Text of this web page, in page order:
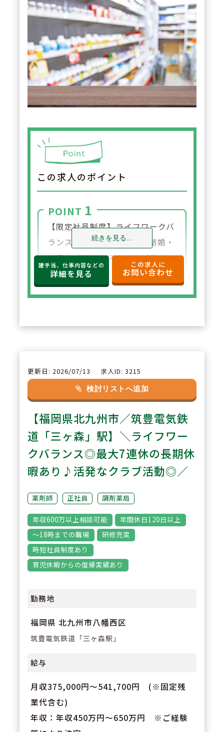
この求人のポイント
POINT 1
【限定社員制度】ライフワークバ
ランスを重視されており、結婚・
出産などライフスタイルが変わっ
た場合、社員区分を変更する事が
出来ます。
POINT2
が取得できます。また分割で取得
も可能でありご自身にあった休暇
が取得できます。
POINT 3
【教育研修制度】「できる人」よ
り「やりたい人」を求められてお
ジョンを想像できるような充実し
た教育制度がございます。
続きを見る...
諸手当、仕事内容などの
詳細を見る
この求人に
お問い合わせ
更新日: 2026/07/13 求人ID: 3215
検討リストへ追加
【福岡県北九州市／筑豊電気鉄
道「三ヶ森」駅】＼ライフワー
クバランス◎最大7連休の長期休
暇あり♪活発なクラブ活動◎／
薬剤師 正社員 調剤薬局
年収600万以上相談可能
年間休日120日以上
～18時までの職場
研修充実
時短社員制度あり
育児休暇からの復帰実績あり
勤務地
福岡県 北九州市八幡西区
筑豊電気鉄道「三ヶ森駅」
給与
月収375,000円～541,700円 (※固定残
業代含む)
年収：年収450万円～650万円 ※ご経験